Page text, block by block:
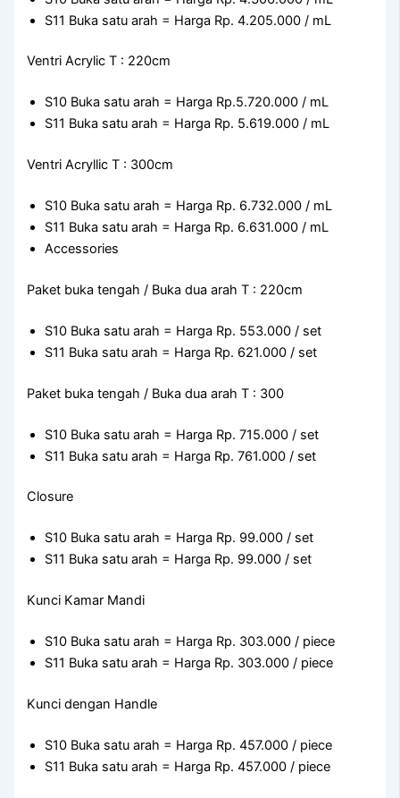
S11 Buka satu arah = Harga Rp. 4.205.000 / mL
Ventri Acrylic T : 220cm
S10 Buka satu arah = Harga Rp.5.720.000 / mL
S11 Buka satu arah = Harga Rp. 5.619.000 / mL
Ventri Acryllic T : 300cm
S10 Buka satu arah = Harga Rp. 6.732.000 / mL
S11 Buka satu arah = Harga Rp. 6.631.000 / mL
Accessories
Paket buka tengah / Buka dua arah T : 220cm
S10 Buka satu arah = Harga Rp. 553.000 / set
S11 Buka satu arah = Harga Rp. 621.000 / set
Paket buka tengah / Buka dua arah T : 300
S10 Buka satu arah = Harga Rp. 715.000 / set
S11 Buka satu arah = Harga Rp. 761.000 / set
Closure
S10 Buka satu arah = Harga Rp. 99.000 / set
S11 Buka satu arah = Harga Rp. 99.000 / set
Kunci Kamar Mandi
S10 Buka satu arah = Harga Rp. 303.000 / piece
S11 Buka satu arah = Harga Rp. 303.000 / piece
Kunci dengan Handle
S10 Buka satu arah = Harga Rp. 457.000 / piece
S11 Buka satu arah = Harga Rp. 457.000 / piece